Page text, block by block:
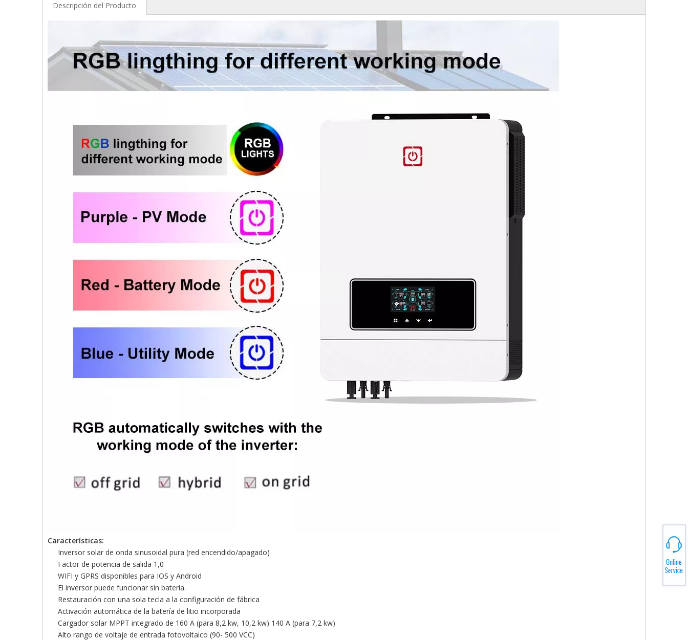
Descripción del Producto
Características:
Inversor solar de onda sinusoidal pura (red encendido/apagado)
Factor de potencia de salida 1,0
WIFI y GPRS disponibles para IOS y Android
El inversor puede funcionar sin batería.
Restauración con una sola tecla a la configuración de fábrica
Activación automática de la batería de litio incorporada
Cargador solar MPPT integrado de 160 A (para 8,2 kw, 10,2 kw) 140 A (para 7,2 kw)
Alto rango de voltaje de entrada fotovoltaico (90- 500 VCC)